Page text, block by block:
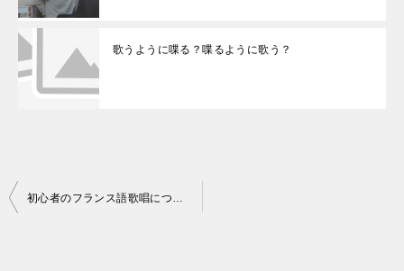
歌うように喋る？喋るように歌う？
投
初心者のフランス語歌唱について